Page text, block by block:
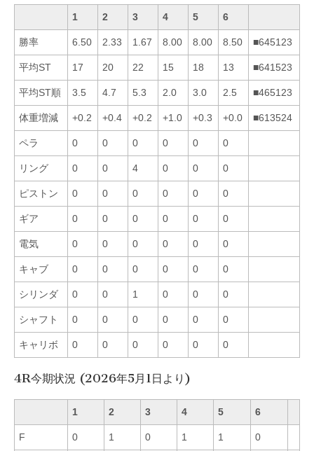
1 2 3 4 5 6
勝率 6.50 2.33 1.67 8.00 8.00 8.50 ■645123
平均ST 17 20 22 15 18 13 ■641523
平均ST順 3.5 4.7 5.3 2.0 3.0 2.5 ■465123
体重増減 +0.2 +0.4 +0.2 +1.0 +0.3 +0.0 ■613524
ペラ 0 0 0 0 0 0
リング 0 0 4 0 0 0
ピストン 0 0 0 0 0 0
ギア 0 0 0 0 0 0
電気 0 0 0 0 0 0
キャブ 0 0 0 0 0 0
シリンダ 0 0 1 0 0 0
シャフト 0 0 0 0 0 0
キャリボ 0 0 0 0 0 0
4R今期状況 (2026年5月1日より)
1 2 3 4 5 6
F 0 1 0 1 1 0